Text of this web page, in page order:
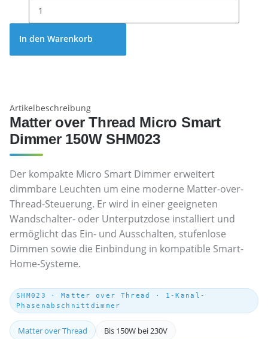
In den Warenkorb
Artikelbeschreibung
Matter over Thread Micro Smart
Dimmer 150W SHM023
Der kompakte Micro Smart Dimmer erweitert
dimmbare Leuchten um eine moderne Matter-over-
Thread-Steuerung. Er wird in einer geeigneten
Wandschalter- oder Unterputzdose installiert und
ermöglicht das Ein- und Ausschalten, stufenlose
Dimmen sowie die Einbindung in kompatible Smart-
Home-Systeme.
SHM023 · Matter over Thread · 1-Kanal-
Phasenabschnittdimmer
Matter over Thread
Bis 150W bei 230V